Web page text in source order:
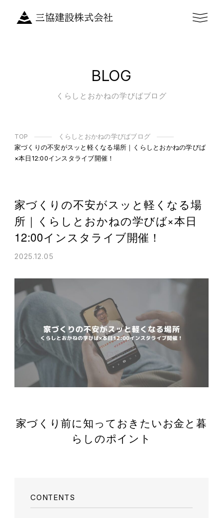
BLOG
くらしとおかねの学びばブログ
TOP
くらしとおかねの学びばブログ
家づくりの不安がスッと軽くなる場所｜くらしとおかねの学びば
×本日12:00インスタライブ開催！
家づくりの不安がスッと軽くなる場
所｜くらしとおかねの学びば×本日
12:00インスタライブ開催！
2025.12.05
家づくり前に知っておきたいお金と暮
らしのポイント
CONTENTS